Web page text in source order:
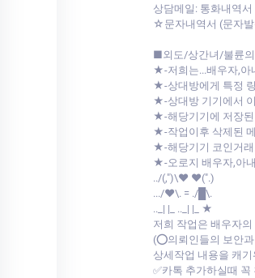
상담메일: 통화내역
☆문자내역서 (문자
■외도/상간녀/불륜
★-저희는...배우자,아
★-상대방에게 특정
★-상대방 기기에서
★-해당기기에 저장
★-작업이후 삭제된
★-해당기기 코인거
★-오로지 배우자,아
../(,")\♥ ♥(".)
.../♥\. = ./█\.
.._| |_ .._| |_ ★
저희 작업은 배우자
(⭕의뢰인들의 보안
상세작업 내용을 캐
✅카톡 추가하실때